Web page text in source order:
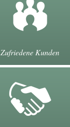
Zufriedene Kunden